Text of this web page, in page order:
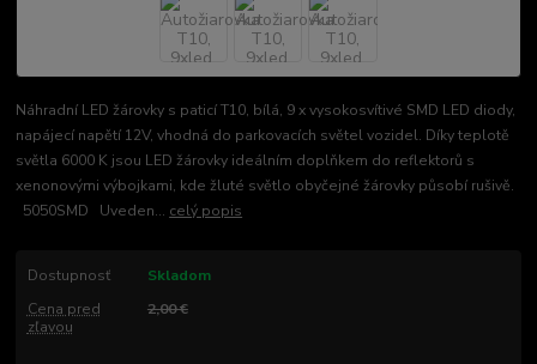
Náhradní LED žárovky s paticí T10, bílá, 9 x vysokosvítivé SMD LED diody,
napájecí napětí 12V, vhodná do parkovacích světel vozidel. Díky teplotě
světla 6000 K jsou LED žárovky ideálním doplňkem do reflektorů s
xenonovými výbojkami, kde žluté světlo obyčejné žárovky působí rušivě.
5050SMD Uveden... celý popis
Dostupnosť
Skladom
Cena pred
zľavou
2,00 €